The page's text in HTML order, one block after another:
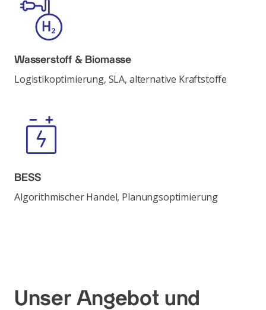
Wasserstoff & Biomasse
Logistikoptimierung, SLA, alternative Kraftstoffe
BESS
Algorithmischer Handel, Planungsoptimierung
Unser Angebot und